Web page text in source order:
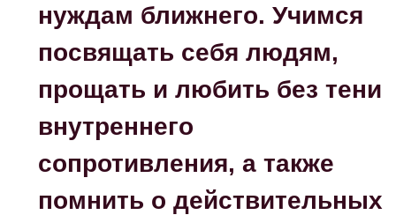
нуждам ближнего. Учимся
посвящать себя людям,
прощать и любить без тени
внутреннего
сопротивления, а также
помнить о действительных